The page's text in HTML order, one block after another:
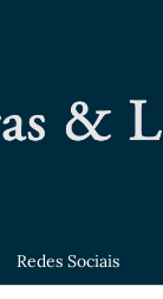
Redes Sociais